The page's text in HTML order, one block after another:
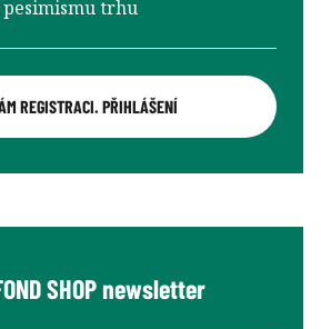
trhu
REGISTRACI. PŘIHLÁŠENÍ
SHOP newsletter